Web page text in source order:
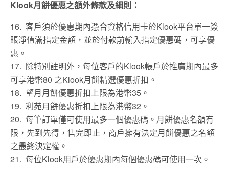
Klook月餅優惠之額外條款及細則：
16. 客戶須於優惠期內憑合資格信用卡於Klook平台單一簽
賬淨值滿指定金額，並於付款前輸入指定優惠碼，可享優
惠。
17. 除特別註明外，每位客戶的Klook帳戶於推廣期內最多
可享港幣80 之Klook月餅精選優惠折扣。
18. 望月月餅優惠折扣上限為港幣35。
19. 利苑月餅優惠折扣上限為港幣32。
20. 每筆訂單僅可使用最多一個優惠碼。月餅優惠名額有
限，先到先得，售完即止，商戶擁有決定月餅優惠之名額
之最終決定權。
21. 每位Klook用戶於優惠期內每個優惠碼可使用一次。